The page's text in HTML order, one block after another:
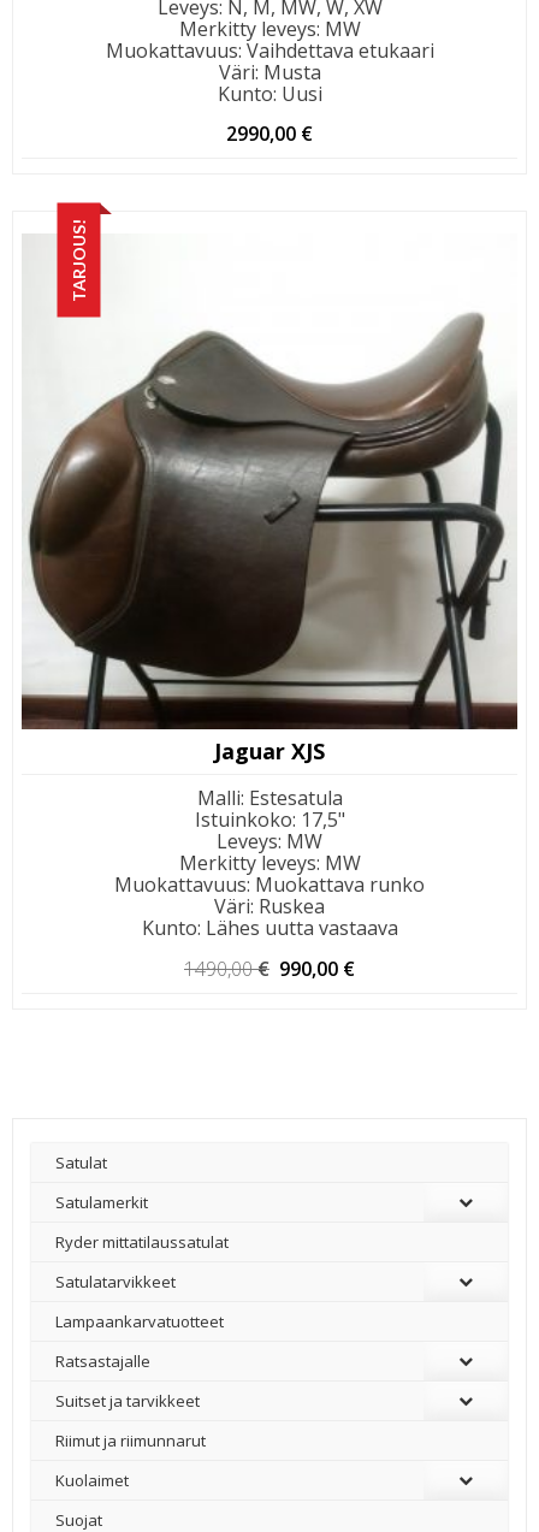
Leveys: N, M, MW, W, XW
Merkitty leveys: MW
Muokattavuus: Vaihdettava etukaari
Väri: Musta
Kunto: Uusi
2990,00 €
TARJOUS!
Jaguar XJS
Malli: Estesatula
Istuinkoko: 17,5"
Leveys: MW
Merkitty leveys: MW
Muokattavuus: Muokattava runko
Väri: Ruskea
Kunto: Lähes uutta vastaava
1490,00€ Alkuperäinen
990,00 €
Satulat
Satulamerkit
Ryder mittatilaussatulat
Satulatarvikkeet
–
Lampaankarvatuotteet
Ratsastajalle
Suitset ja tarvikkeet
Riimut ja riimunnarut
Kuolaimet
Suojat